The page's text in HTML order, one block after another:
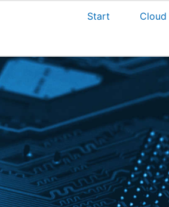
Start Cloud